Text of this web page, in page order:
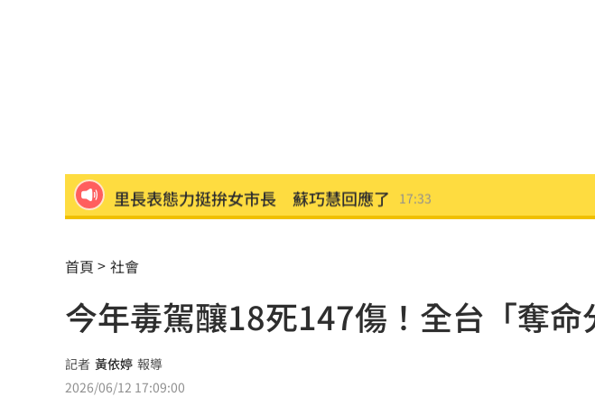
里長表態力挺拚女市長 蘇巧慧回應了 17:33
燒臘店被砸！背後驚爆千金感情風暴
藍扯蘇巧慧不給里長講話 卓冠廷發聲打臉 17:28
11縣市明停水！「最長11小時」影響範圍曝
新／貨車掉落多枚105砲彈！卡台13線水溝
首頁 社會
今年毒駕釀18死147傷！全台「奪命
記者 黃依婷 報導
2026/06/12 17:09:00